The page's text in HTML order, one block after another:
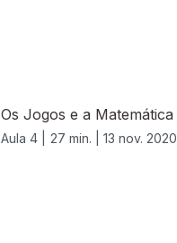
Os Jogos e a Matemática
Aula 4 | 27 min. | 13 nov. 2020